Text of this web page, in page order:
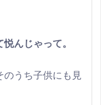
んじゃって。
のうち子供にも見